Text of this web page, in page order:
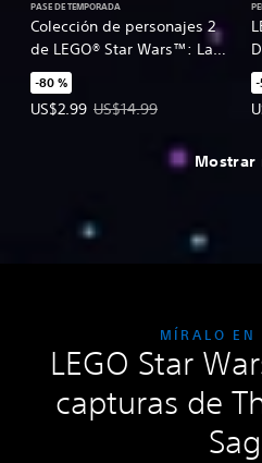
Colección de personajes 2
de LEGO® Star Wars™: La
Saga De Skywalker
PASE DE TEMPORADA
-80 %
US$2.99
Precio de la oferta: US$2.99.
US$14.99
-
Mostrar
MÍRALO EN
LEGO Star
capturas de